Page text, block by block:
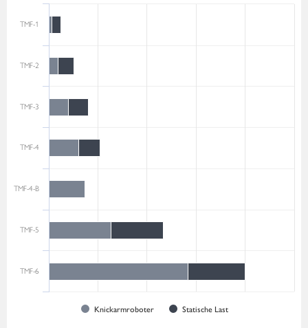
Knickarmroboter Statische Last
TMF-1
TMF-2
TMF-3
TMF-4
TMF-4-B
TMF-5
TMF-6